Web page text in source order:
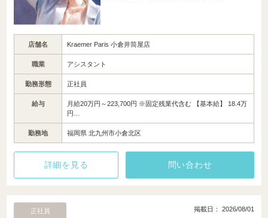
店舗名 Kraemer Paris 小倉井筒屋店
職業 アシスタント
勤務形態 正社員
給与
月給20万円～223,700円 ※固定残業代含む 【基本給】 18.4万
円…
勤務地 福岡県 北九州市小倉北区
詳細を見る 問い合わせ
正社員 掲載日： 2026/08/01